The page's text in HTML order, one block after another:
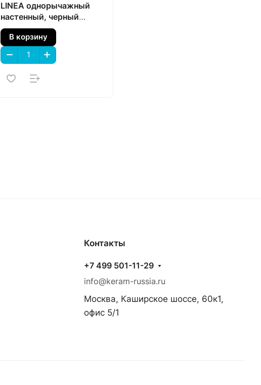
LINEA однорычажный
настенный, черный
матовый
В корзину
Контакты
+7 499 501-11-29
info@keram-russia.ru
Москва, Каширское шоссе, 60к1,
офис 5/1